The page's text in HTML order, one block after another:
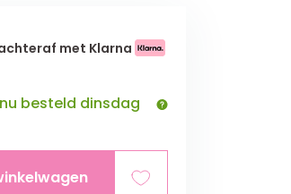
met Klarna
besteld dinsdag